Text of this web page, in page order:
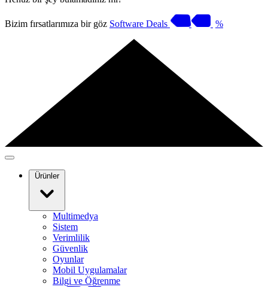
Bizim fırsatlarımıza bir göz Software Deals %
Ürünler
Multimedya
Sistem
Verimlilik
Güvenlik
Oyunlar
Mobil Uygulamalar
Bilgi ve Öğrenme